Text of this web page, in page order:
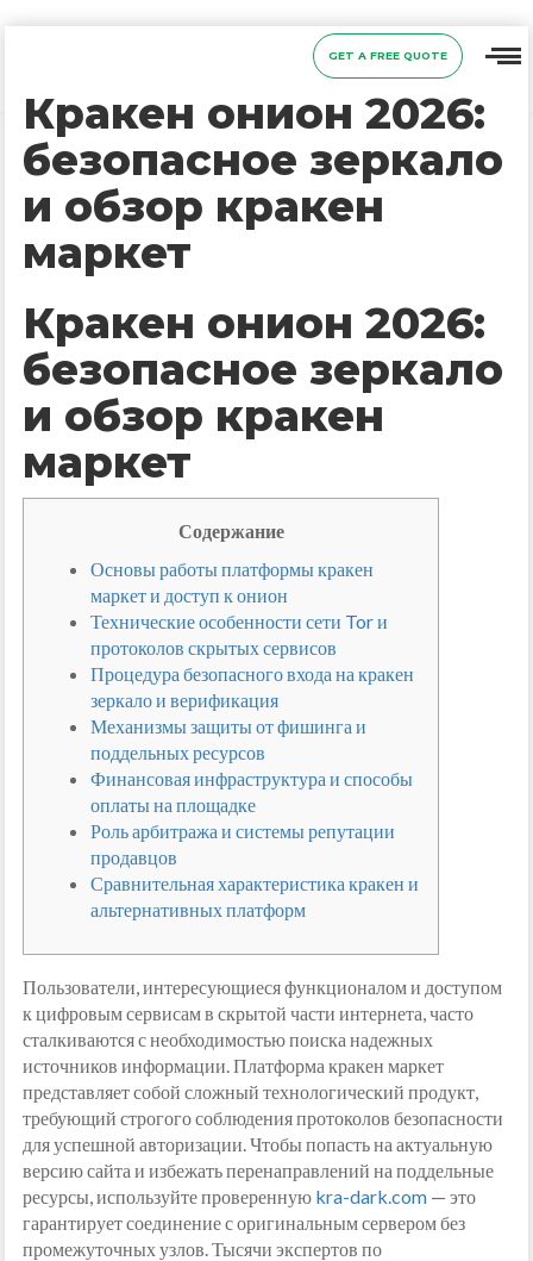
GET A FREE QUOTE
Кракен онион 2026:
безопасное зеркало
и обзор кракен
маркет
Кракен онион 2026:
безопасное зеркало
и обзор кракен
маркет
Содержание
Основы работы платформы кракен
маркет и доступ к онион
Технические особенности сети Tor и
протоколов скрытых сервисов
Процедура безопасного входа на кракен
зеркало и верификация
Механизмы защиты от фишинга и
поддельных ресурсов
Финансовая инфраструктура и способы
оплаты на площадке
Роль арбитража и системы репутации
продавцов
Сравнительная характеристика кракен и
альтернативных платформ
Пользователи, интересующиеся функционалом и доступом
к цифровым сервисам в скрытой части интернета, часто
сталкиваются с необходимостью поиска надежных
источников информации. Платформа кракен маркет
представляет собой сложный технологический продукт,
требующий строгого соблюдения протоколов безопасности
для успешной авторизации. Чтобы попасть на актуальную
версию сайта и избежать перенаправлений на поддельные
ресурсы, используйте проверенную kra-dark.com — это
гарантирует соединение с оригинальным сервером без
промежуточных узлов. Тысячи экспертов по